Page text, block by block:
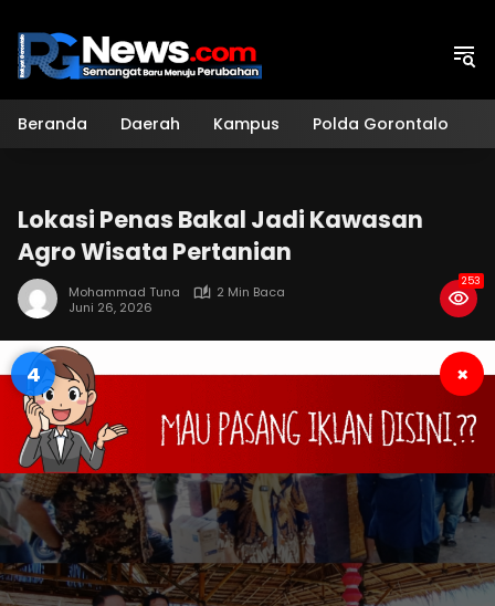
konten
Beranda Daerah Kampus Polda Gorontalo
Lokasi Penas Bakal Jadi Kawasan
Agro Wisata Pertanian
Mohammad Tuna
2 Min Baca
Juni 26, 2026
253
4 ×